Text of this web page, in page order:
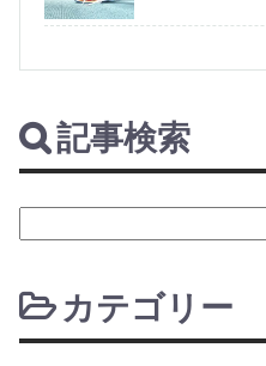
記事検索
カテゴリー